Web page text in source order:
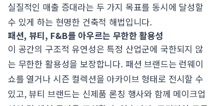
실질적인 매출 증대라는 두 가지 목표를 동시에 달성할
수 있게 하는 현명한 건축적 해법입니다.
패션, 뷰티, F&B를 아우르는 무한한 활용성
이 공간의 구조적 유연성은 특정 산업군에 국한되지 않
는 무한한 활용성을 보장합니다. 패션 브랜드는 런웨이
쇼를 열거나 시즌 컬렉션을 아카이브 형태로 전시할 수
있고, 뷰티 브랜드는 신제품 론칭 행사와 함께 메이크업